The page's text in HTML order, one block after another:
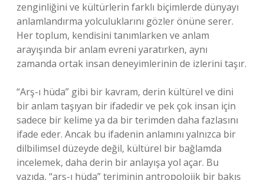
zenginliğini ve kültürlerin farklı biçimlerde dünyayı
anlamlandırma yolculuklarını gözler önüne serer.
Her toplum, kendisini tanımlarken ve anlam
arayışında bir anlam evreni yaratırken, aynı
zamanda ortak insan deneyimlerinin de izlerini taşır.
“Arş-ı hüda” gibi bir kavram, derin kültürel ve dini
bir anlam taşıyan bir ifadedir ve pek çok insan için
sadece bir kelime ya da bir terimden daha fazlasını
ifade eder. Ancak bu ifadenin anlamını yalnızca bir
dilbilimsel düzeyde değil, kültürel bir bağlamda
incelemek, daha derin bir anlayışa yol açar. Bu
yazıda, “arş-ı hüda” teriminin antropolojik bir bakış